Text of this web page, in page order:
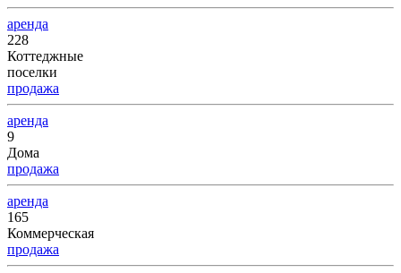
аренда
228
Коттеджные
поселки
продажа
аренда
9
Дома
продажа
аренда
165
Коммерческая
продажа